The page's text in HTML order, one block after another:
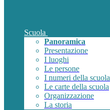
Scuola
Panoramica
Presentazione
I luoghi
Le persone
I numeri della scuola
Le carte della scuola
Organizzazione
La storia